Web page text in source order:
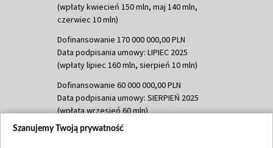
(wpłaty kwiecień 150 mln, maj 140 mln,
czerwiec 10 mln)
Dofinansowanie 170 000 000,00 PLN
Data podpisania umowy: LIPIEC 2025
(wpłaty lipiec 160 mln, sierpień 10 mln)
Dofinansowanie 60 000 000,00 PLN
Data podpisania umowy: SIERPIEŃ 2025
(wpłata wrzesień 60 mln)
Dofinansowanie 635 783 051,21 PLN
Szanujemy Twoją prywatność